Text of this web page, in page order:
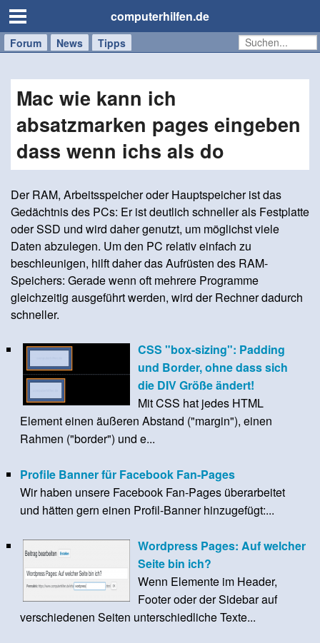
computerhilfen.de
Forum News Tipps
Handy
Windows
Mac
Mac wie kann ich
absatzmarken pages eingeben
dass wenn ichs als do
Der RAM, Arbeitsspeicher oder Hauptspeicher ist das
Gedächtnis des PCs: Er ist deutlich schneller als Festplatte
oder SSD und wird daher genutzt, um möglichst viele
Daten abzulegen. Um den PC relativ einfach zu
beschleunigen, hilft daher das Aufrüsten des RAM-
Speichers: Gerade wenn oft mehrere Programme
gleichzeitig ausgeführt werden, wird der Rechner dadurch
schneller.
CSS "box-sizing": Padding
und Border, ohne dass sich
die DIV Größe ändert!
Mit CSS hat jedes HTML
Element einen äußeren Abstand ("margin"), einen
Rahmen ("border") und e...
Profile Banner für Facebook Fan-Pages
Wir haben unsere Facebook Fan-Pages überarbeitet
und hätten gern einen Profil-Banner hinzugefügt:...
Wordpress Pages: Auf welcher
Seite bin ich?
Wenn Elemente im Header,
Footer oder der Sidebar auf
verschiedenen Seiten unterschiedliche Texte...